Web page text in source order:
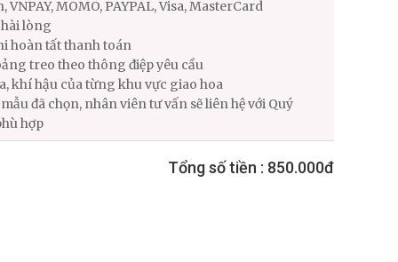
MOMO, PAYPAL, Visa, MasterCard
lòng
hoàn tất thanh toán
treo theo thông điệp yêu cầu
khí hậu của từng khu vực giao hoa
đã chọn, nhân viên tư vấn sẽ liên hệ với Quý
hợp
Tổng số tiền : 850.000đ